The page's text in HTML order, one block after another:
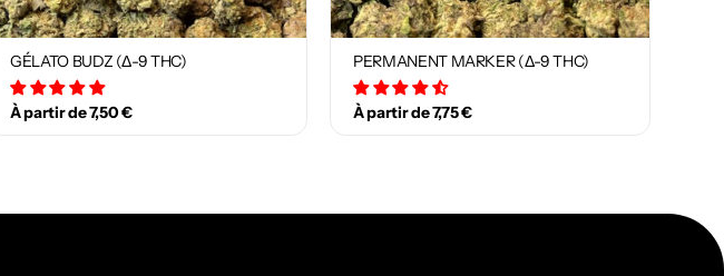
GÉLATO BUDZ (Δ-9 THC)
À partir de 7,50 €
PERMANENT MARKER (Δ-9 THC)
À partir de 7,75 €